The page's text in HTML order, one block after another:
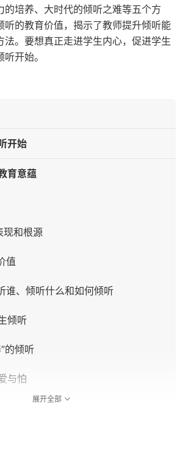
的培养、大时代的倾听之难等五个方
听的教育价值，揭示了教师提升倾听能
法。要想真正走进学生内心，促进学生
开始。
开始
育意蕴
现和根源
值
谁、倾听什么和如何倾听
倾听
的倾听
与怕
”
展开全部